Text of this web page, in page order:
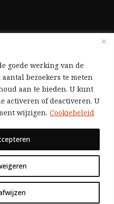
goede werking van de
bezoekers te meten
aan te bieden. U kunt
activeren of deactiveren. U
wijzigen. Cookiebeleid
gefinancierd zijn
commerciële
sponsors), zijn we
tijdschrift uitsluitend
steun van onze
solidariteit.